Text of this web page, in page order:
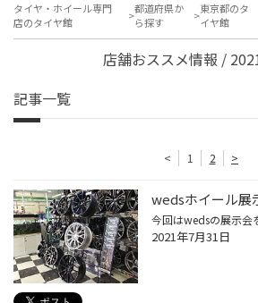
タイヤ・ホイール専門
店のタイヤ館
都道府県か
ら探す
東京都のタ
イヤ館
店舗おススメ情報 /
記事一覧
< 1 2 >
wedsホイール展
2021年7月31日